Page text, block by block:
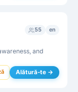
55 en
and
Alătură-te →